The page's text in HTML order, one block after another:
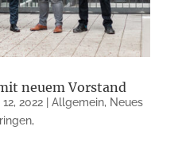
neuem Vorstand
2022| Allgemein, Neues
,